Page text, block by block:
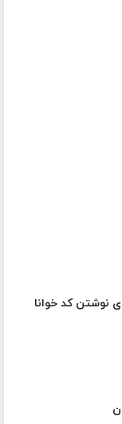
نوشتن کد خوانا